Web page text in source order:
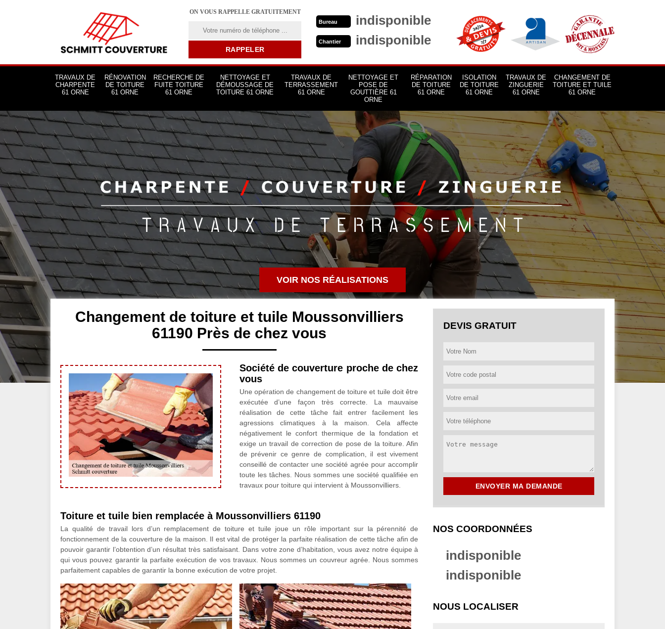
ON VOUS RAPPELLE GRATUITEMENT
Bureau indisponible
Chantier indisponible
TRAVAUX DE
CHARPENTE
61 ORNE
RÉNOVATION
DE TOITURE
61 ORNE
RECHERCHE DE
FUITE TOITURE
61 ORNE
NETTOYAGE ET
DÉMOUSSAGE DE
TOITURE 61 ORNE
TRAVAUX DE
TERRASSEMENT
61 ORNE
NETTOYAGE ET
POSE DE
GOUTTIÈRE 61
ORNE
RÉPARATION
DE TOITURE
61 ORNE
ISOLATION
DE TOITURE
61 ORNE
TRAVAUX DE
ZINGUERIE
61 ORNE
CHANGEMENT DE
TOITURE ET TUILE
61 ORNE
VOIR NOS RÉALISATIONS
Changement de toiture et tuile Moussonvilliers
61190 Près de chez vous
Société de couverture proche de chez
vous
Une opération de changement de toiture et tuile doit être
exécutée d’une façon très correcte. La mauvaise
réalisation de cette tâche fait entrer facilement les
agressions climatiques à la maison. Cela affecte
négativement le confort thermique de la fondation et
exige un travail de correction de pose de la toiture. Afin
de prévenir ce genre de complication, il est vivement
conseillé de contacter une société agrée pour accomplir
toute les tâches. Nous sommes une société qualifiée en
travaux pour toiture qui intervient à Moussonvilliers.
Toiture et tuile bien remplacée à Moussonvilliers 61190
La qualité de travail lors d’un remplacement de toiture et tuile joue un rôle important sur la pérennité de
fonctionnement de la couverture de la maison. Il est vital de protéger la parfaite réalisation de cette tâche afin de
pouvoir garantir l’obtention d’un résultat très satisfaisant. Dans votre zone d’habitation, vous avez notre équipe à
qui vous pouvez garantir la parfaite exécution de vos travaux. Nous sommes un couvreur agrée. Nous sommes
parfaitement capables de garantir la bonne exécution de votre projet.
DEVIS GRATUIT
NOS COORDONNÉES
indisponible
indisponible
NOUS LOCALISER